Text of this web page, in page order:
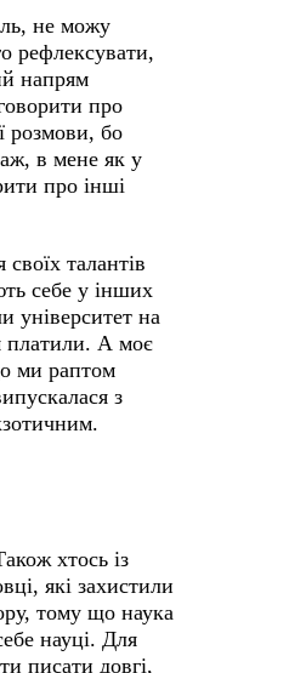
не можу
рефлексувати,
напрям
про
розмови, бо
в мене як у
про інші
талантів
себе у інших
університет на
платили. А моє
ми раптом
з
хтось із
які захистили
тому що наука
науці. Для
писати довгі,